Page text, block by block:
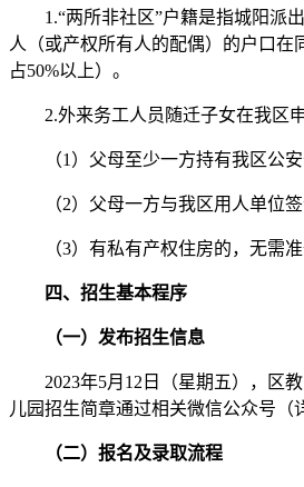
1.“两所非社区”户籍是指城阳派出
人（或产权所有人的配偶）的户口在
占50%以上）。
2.外来务工人员随迁子女在我区申
（1）父母至少一方持有我区公安
（2）父母一方与我区用人单位签
（3）有私有产权住房的，无需准
四、招生基本程序
（一）发布招生信息
2023年5月12日（星期五），区教
儿园招生简章通过相关微信公众号（
（二）报名及录取流程